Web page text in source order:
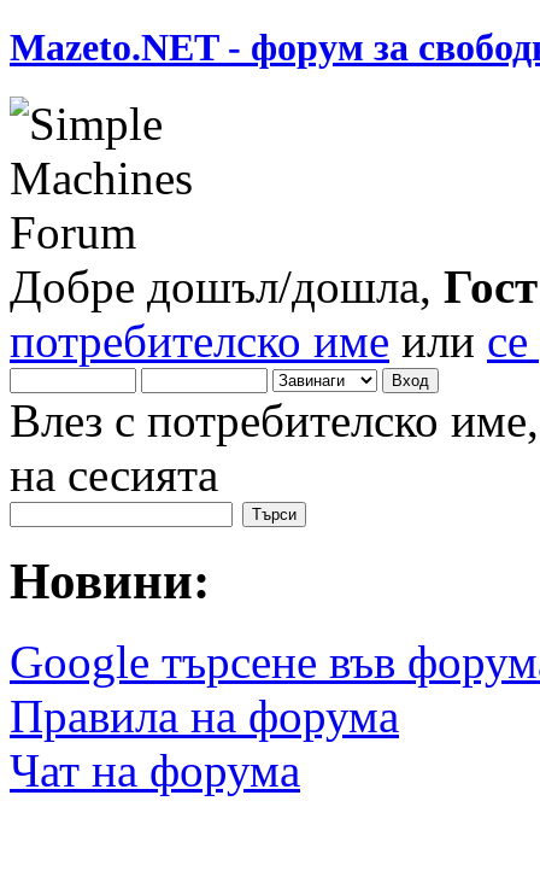
Mazeto.NET - форум за
Добре дошъл/дошла, Гост
потребителско име или
Влез с потребителско
на сесията
Новини:
Google търсене във
Правила на форума
Чат на форума